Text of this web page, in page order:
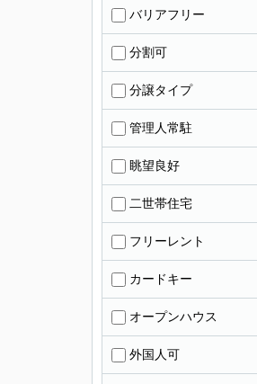
バリアフリー
分割可
分譲タイプ
管理人常駐
眺望良好
二世帯住宅
フリーレント
カードキー
オープンハウス
外国人可